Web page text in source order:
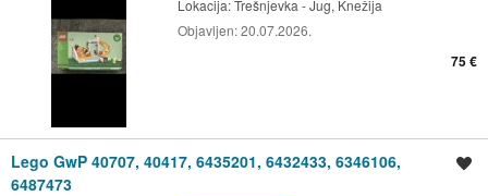
Lokacija:Trešnjevka - Jug, Knežija
Objavljen:20.07.2026.
75 €
Lego GwP 40707, 40417, 6435201, 6432433, 6346106,
6487473